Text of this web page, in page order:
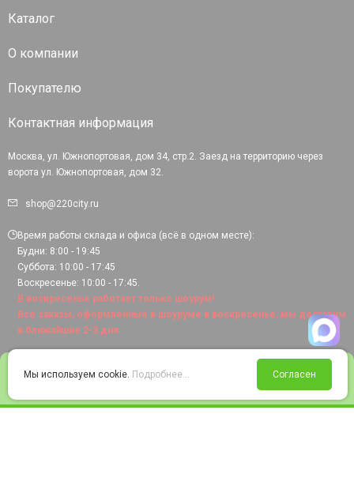
Войти Избранное Корзина
Каталог
О компании
Покупателю
Контактная информация
Москва, ул. Южнопортовая, дом 34, стр.2. Заезд на территорию через
ворота ул. Южнопортовая, дом 32.
shop@220city.ru
Время работы склада и офиса (всё в одном месте):
Будни: 8:00 - 19:45
Суббота: 10:00 - 17:45
Воскресенье: 10:00 - 17:45.
В воскресенье работает только шоурум!
Все заказы, оформленные в шоуруме в воскресенье, мы доставим
в ближайшие 2-3 дня.
Мы используем cookie. Подробнее... Согласен